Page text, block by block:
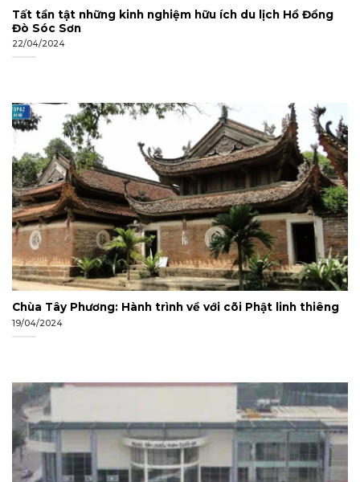
Tất tần tật những kinh nghiệm hữu ích du lịch Hồ Đồng
Đò Sóc Sơn
22/04/2024
Chùa Tây Phương: Hành trình về với cõi Phật linh thiêng
19/04/2024